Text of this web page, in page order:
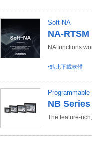
Soft-NA
NA-
NA functions
‣點此下載軟體
NB
The feature-